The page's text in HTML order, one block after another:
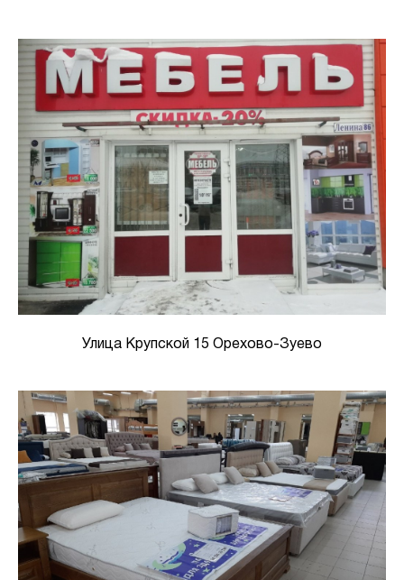
Улица Крупской 15 Орехово-Зуево